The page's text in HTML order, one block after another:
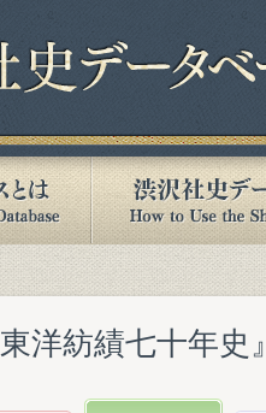
洋紡績七十年史